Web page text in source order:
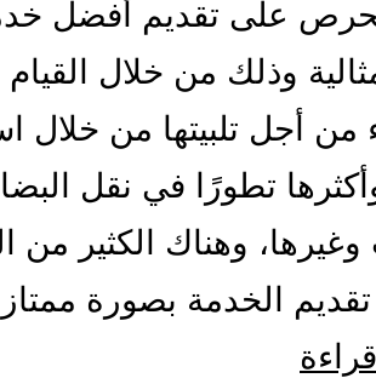
تحرص على تقديم أفضل
وذلك من خلال القيام
من أجل تلبيتها من خلال
تطورًا في نقل
وغيرها، وهناك الكثير من
الخدمة بصورة